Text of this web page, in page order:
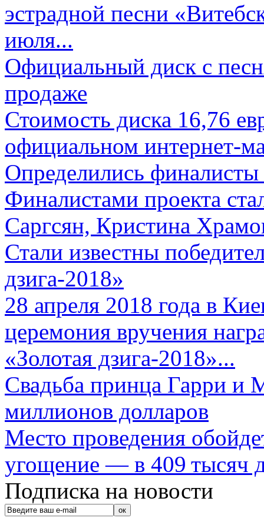
эстрадной песни
июля...
Официальный диск с
продаже
Стоимость диска 16,76
официальном интернет-
Определились
Финалистами проекта
Саргсян, Кристина
Стали известны
дзига-2018»
28 апреля 2018 года в
церемония вручения
«Золотая дзига-2018»...
Свадьба принца Гарри и
миллионов долларов
Место проведения
угощение — в 409 тысяч
Подписка на новости